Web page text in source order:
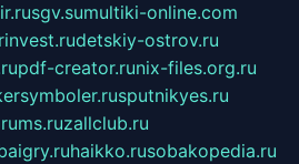
sgv.sumultiki-online.com
detskiy-ostrov.ru
pdf-creator.runix-files.org.ru
sputnikyes.ru
zallclub.ru
haikko.rusobakopedia.ru